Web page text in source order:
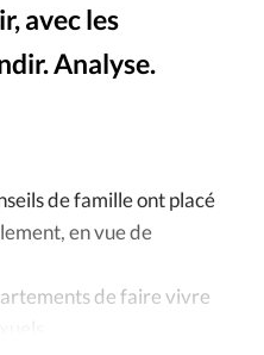
Faire un don
rédaction
compte
avec les
Analyse.
de famille ont placé
en vue de
de faire vivre